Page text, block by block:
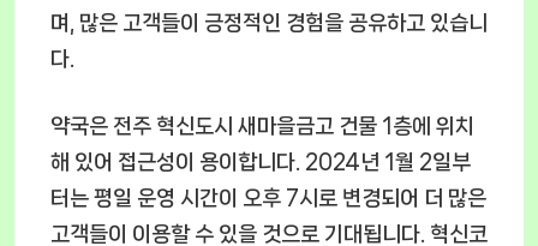
며, 많은 고객들이 긍정적인 경험을 공유하고 있습니
다.
약국은 전주 혁신도시 새마을금고 건물 1층에 위치
해 있어 접근성이 용이합니다. 2024년 1월 2일부
터는 평일 운영 시간이 오후 7시로 변경되어 더 많은
고객들이 이용할 수 있을 것으로 기대됩니다. 혁신코